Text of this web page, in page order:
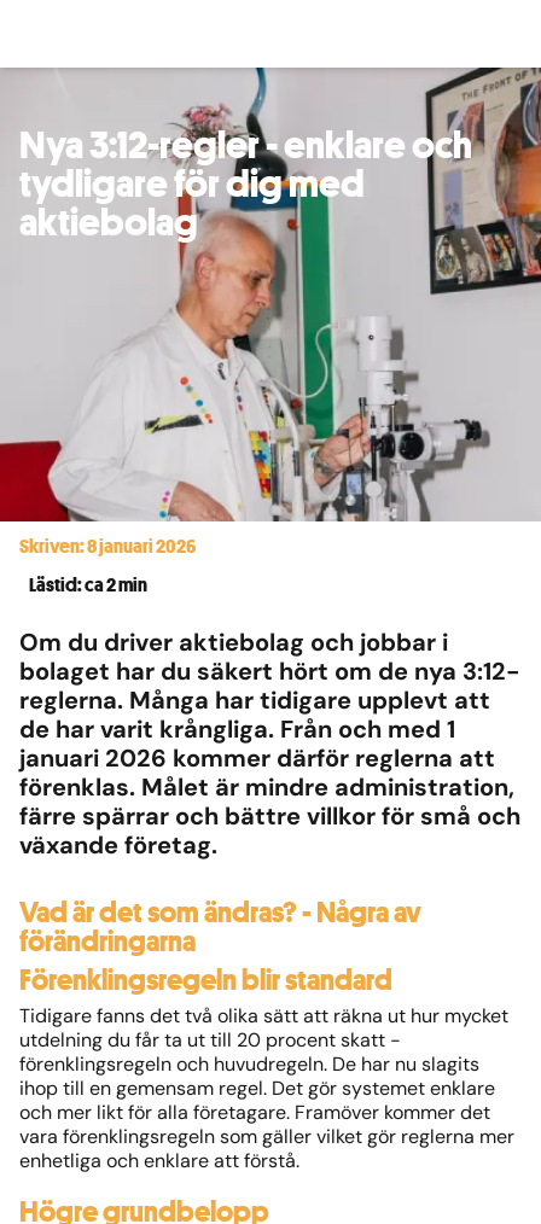
Nya 3:12-regler - enklare och
tydligare för dig med
aktiebolag
Skriven: 8 januari 2026
Lästid: ca 2 min
Om du driver aktiebolag och jobbar i
bolaget har du säkert hört om de nya 3:12-
reglerna. Många har tidigare upplevt att
de har varit krångliga. Från och med 1
januari 2026 kommer därför reglerna att
förenklas. Målet är mindre administration,
färre spärrar och bättre villkor för små och
växande företag.
Vad är det som ändras? - Några av
förändringarna
Förenklingsregeln blir standard
Tidigare fanns det två olika sätt att räkna ut hur mycket
utdelning du får ta ut till 20 procent skatt -
förenklingsregeln och huvudregeln. De har nu slagits
ihop till en gemensam regel. Det gör systemet enklare
och mer likt för alla företagare. Framöver kommer det
vara förenklingsregeln som gäller vilket gör reglerna mer
enhetliga och enklare att förstå.
Högre grundbelopp